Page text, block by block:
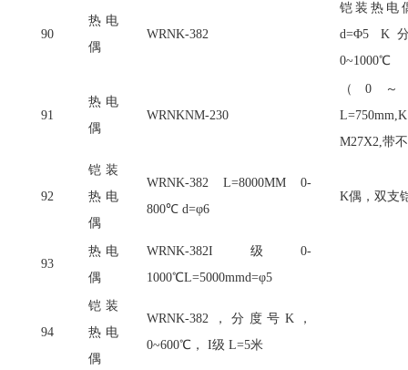
90
热电
偶
WRNK-382
铠装热电
d=Φ5 K
0~1000℃
91
热电
偶
WRNKNM-230
（0～
M27X2,带
92
铠装
热电
偶
WRNK-382 L=8000MM 0-
800℃ d=φ6
K偶，双支
93
热电
偶
WRNK-382I级0-
1000℃L=5000mmd=φ5
94
铠装
热电
偶
WRNK-382，分度号K，
0~600℃， I级 L=5米